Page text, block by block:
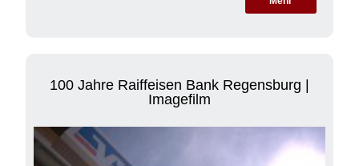
100 Jahre Raiffeisen Bank Regensburg |
Imagefilm